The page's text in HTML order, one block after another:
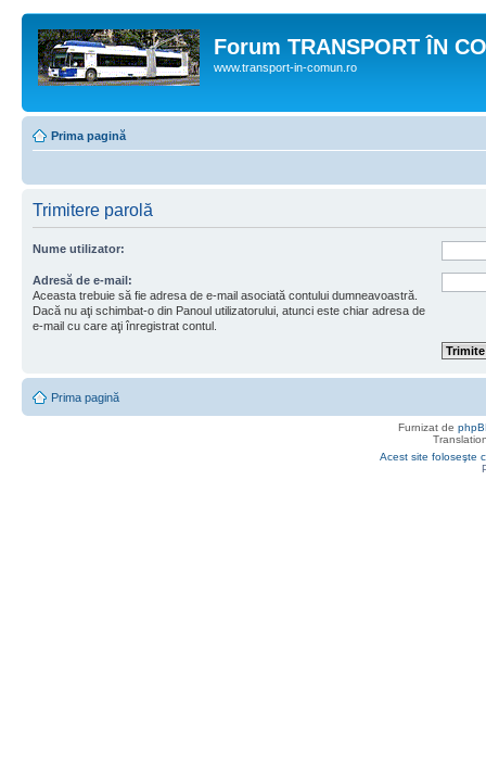
Forum TRANSPORT ÎN
www.transport-in-comun.ro
Prima pagină
Trimitere parolă
Nume utilizator:
Adresă de e-mail:
Aceasta trebuie să fie adresa de e-mail asociată contului dumneavoastră.
Dacă nu aţi schimbat-o din Panoul utilizatorului, atunci este chiar adresa de
e-mail cu care aţi înregistrat contul.
Prima pagină
Furnizat de
Acest site foloseşte